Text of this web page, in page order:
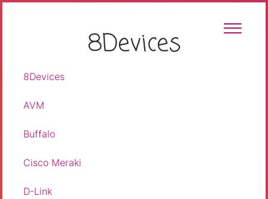
toggle
8Devices
8Devices
AVM
Buffalo
Cisco Meraki
D-Link